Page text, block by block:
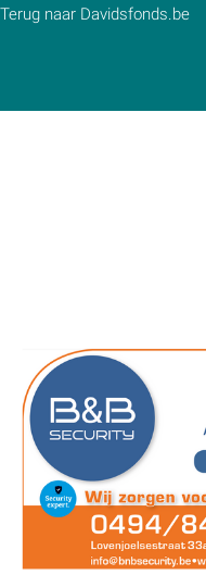
Terug naar Davidsfonds.be